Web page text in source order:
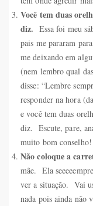
Você tem duas
diz. Essa foi meu
pais me pararam
me deixando em
(nem lembro qual
disse: “Lembre
responder na hora
e você tem duas
diz. Escute, pare,
muito bom conselho!
Não coloque a
mãe. Ela
ver a situação. Vai
nada pois ainda não